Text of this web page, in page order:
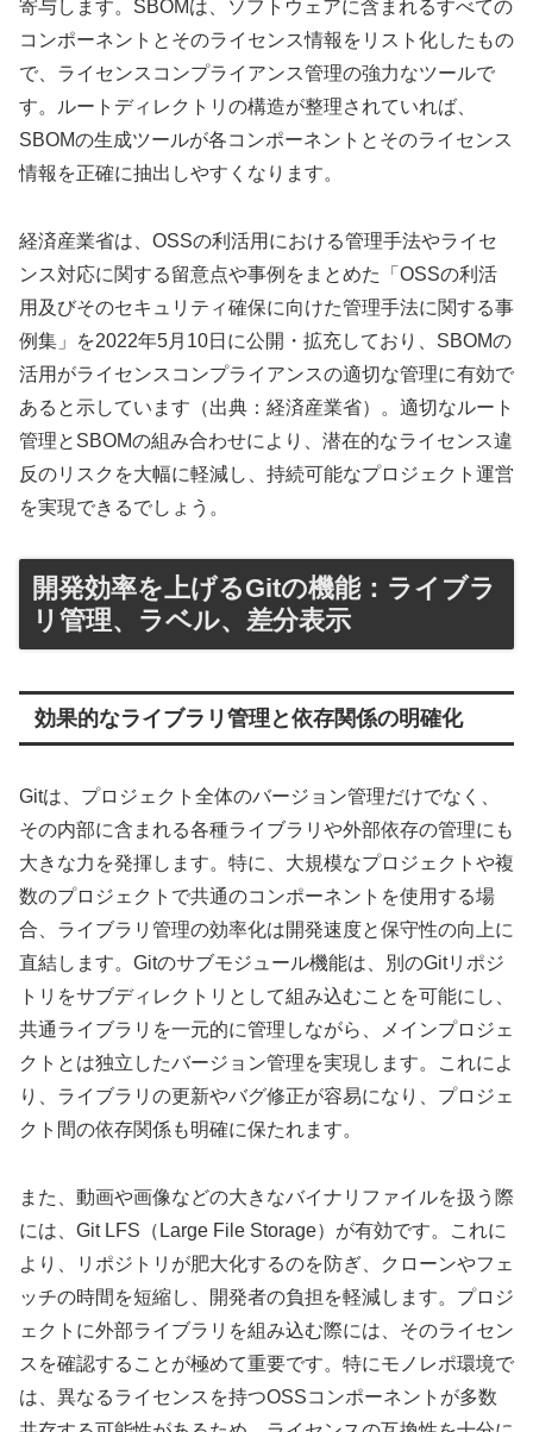
寄与します。SBOMは、ソフトウェアに含まれるすべての
コンポーネントとそのライセンス情報をリスト化したもの
で、ライセンスコンプライアンス管理の強力なツールで
す。ルートディレクトリの構造が整理されていれば、
SBOMの生成ツールが各コンポーネントとそのライセンス
情報を正確に抽出しやすくなります。
経済産業省は、OSSの利活用における管理手法やライセ
ンス対応に関する留意点や事例をまとめた「OSSの利活
用及びそのセキュリティ確保に向けた管理手法に関する事
例集」を2022年5月10日に公開・拡充しており、SBOMの
活用がライセンスコンプライアンスの適切な管理に有効で
あると示しています（出典：経済産業省）。適切なルート
管理とSBOMの組み合わせにより、潜在的なライセンス違
反のリスクを大幅に軽減し、持続可能なプロジェクト運営
を実現できるでしょう。
開発効率を上げるGitの機能：ライブラ
リ管理、ラベル、差分表示
効果的なライブラリ管理と依存関係の明確化
Gitは、プロジェクト全体のバージョン管理だけでなく、
その内部に含まれる各種ライブラリや外部依存の管理にも
大きな力を発揮します。特に、大規模なプロジェクトや複
数のプロジェクトで共通のコンポーネントを使用する場
合、ライブラリ管理の効率化は開発速度と保守性の向上に
直結します。Gitのサブモジュール機能は、別のGitリポジ
トリをサブディレクトリとして組み込むことを可能にし、
共通ライブラリを一元的に管理しながら、メインプロジェ
クトとは独立したバージョン管理を実現します。これによ
り、ライブラリの更新やバグ修正が容易になり、プロジェ
クト間の依存関係も明確に保たれます。
また、動画や画像などの大きなバイナリファイルを扱う際
には、Git LFS（Large File Storage）が有効です。これに
より、リポジトリが肥大化するのを防ぎ、クローンやフェ
ッチの時間を短縮し、開発者の負担を軽減します。プロジ
ェクトに外部ライブラリを組み込む際には、そのライセン
スを確認することが極めて重要です。特にモノレポ環境で
は、異なるライセンスを持つOSSコンポーネントが多数